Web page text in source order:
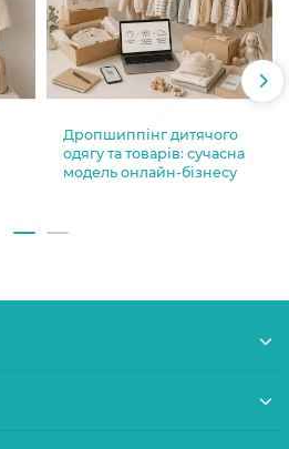
Дропшиппінг дитячого
одягу та товарів: сучасна
модель онлайн-бізнесу